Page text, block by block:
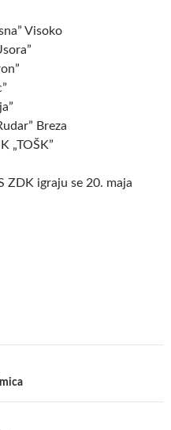
Visoko
Breza
„TOŠK”
ZDK igraju se 20. maja